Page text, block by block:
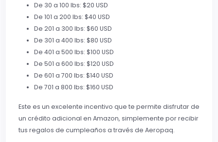
De 30 a 100 lbs: $20 USD
De 101 a 200 lbs: $40 USD
De 201 a 300 lbs: $60 USD
De 301 a 400 lbs: $80 USD
De 401 a 500 lbs: $100 USD
De 501 a 600 lbs: $120 USD
De 601 a 700 lbs: $140 USD
De 701 a 800 lbs: $160 USD
Este es un excelente incentivo que te permite disfrutar de
un crédito adicional en Amazon, simplemente por recibir
tus regalos de cumpleaños a través de Aeropaq.